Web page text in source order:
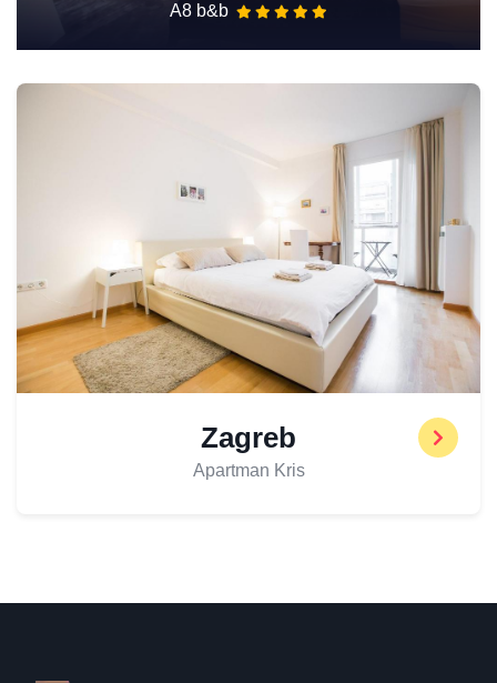
A8 b&b
Zagreb
Apartman Kris